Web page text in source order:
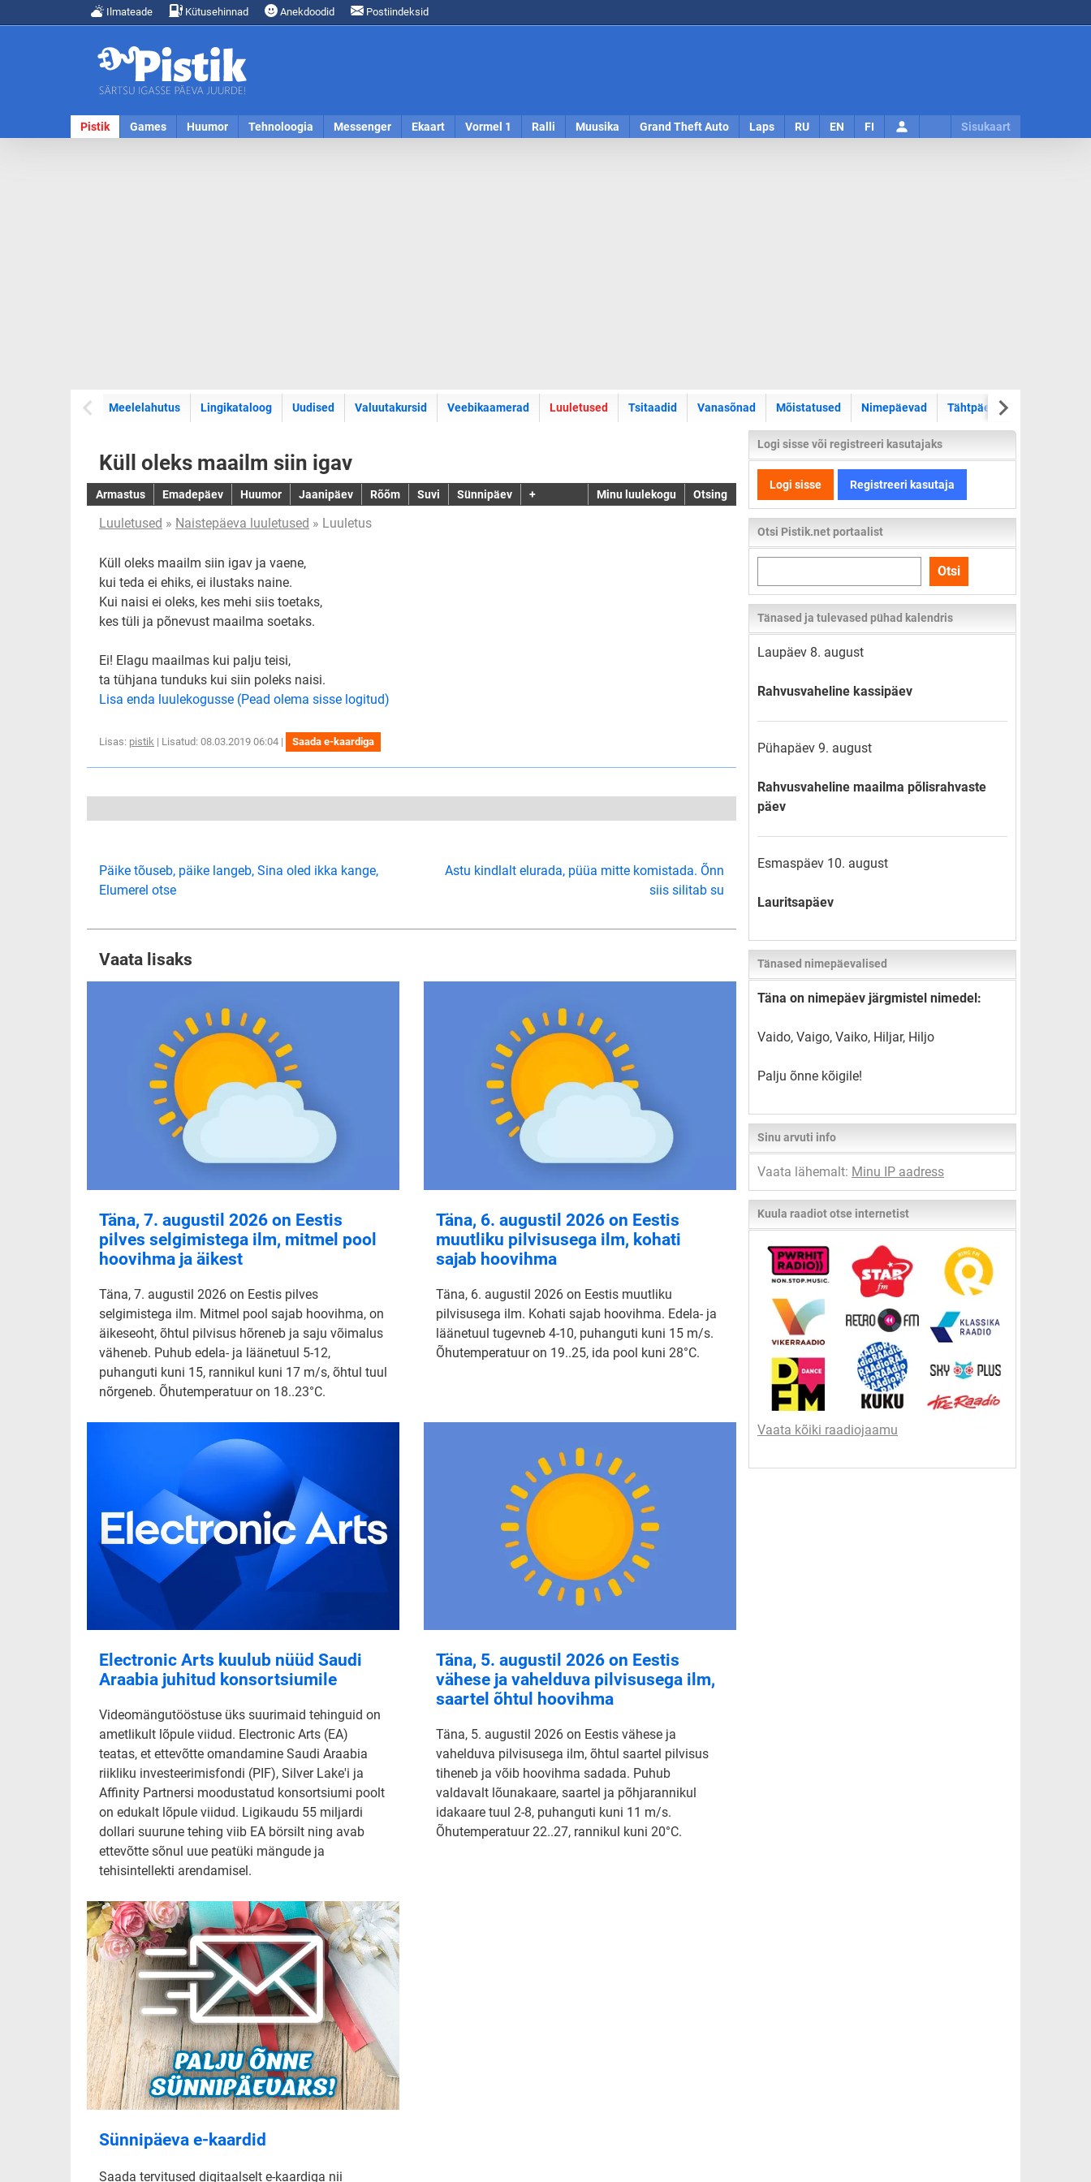
Ilmateade Kütusehinnad Anekdoodid Postiindeksid
Pistik Games Huumor Tehnoloogia Messenger Ekaart Vormel 1 Ralli Muusika Grand Theft Auto Laps RU EN FI Sisukaart
Meelelahutus Lingikataloog Uudised Valuutakursid Veebikaamerad Luuletused Tsitaadid Vanasõnad Mõistatused Nimepäevad Tähtpäevad
Küll oleks maailm siin igav
Armastus Emadepäev Huumor Jaanipäev Rõõm Suvi Sünnipäev + Minu luulekogu Otsing
Luuletused » Naistepäeva luuletused » Luuletus
Küll oleks maailm siin igav ja vaene,
kui teda ei ehiks, ei ilustaks naine.
Kui naisi ei oleks, kes mehi siis toetaks,
kes tüli ja põnevust maailma soetaks.
Ei! Elagu maailmas kui palju teisi,
ta tühjana tunduks kui siin poleks naisi.
Lisa enda luulekogusse (Pead olema sisse logitud)
Lisas: pistik | Lisatud: 08.03.2019 06:04 | Saada e-kaardiga
Päike tõuseb, päike langeb, Sina oled ikka kange,
Elumerel otse
Astu kindlalt elurada, püüa mitte komistada. Õnn
siis silitab su
Vaata lisaks
Täna, 7. augustil 2026 on Eestis
pilves selgimistega ilm, mitmel pool
hoovihma ja äikest
Täna, 7. augustil 2026 on Eestis pilves
selgimistega ilm. Mitmel pool sajab hoovihma, on
äikeseoht, õhtul pilvisus hõreneb ja saju võimalus
väheneb. Puhub edela- ja läänetuul 5-12,
puhanguti kuni 15, rannikul kuni 17 m/s, õhtul tuul
nõrgeneb. Õhutemperatuur on 18..23°C.
Täna, 6. augustil 2026 on Eestis
muutliku pilvisusega ilm, kohati
sajab hoovihma
Täna, 6. augustil 2026 on Eestis muutliku
pilvisusega ilm. Kohati sajab hoovihma. Edela- ja
läänetuul tugevneb 4-10, puhanguti kuni 15 m/s.
Õhutemperatuur on 19..25, ida pool kuni 28°C.
Electronic Arts kuulub nüüd Saudi
Araabia juhitud konsortsiumile
Videomängutööstuse üks suurimaid tehinguid on
ametlikult lõpule viidud. Electronic Arts (EA)
teatas, et ettevõtte omandamine Saudi Araabia
riikliku investeerimisfondi (PIF), Silver Lake'i ja
Affinity Partnersi moodustatud konsortsiumi poolt
on edukalt lõpule viidud. Ligikaudu 55 miljardi
dollari suurune tehing viib EA börsilt ning avab
ettevõtte sõnul uue peatüki mängude ja
tehisintellekti arendamisel.
Täna, 5. augustil 2026 on Eestis
vähese ja vahelduva pilvisusega ilm,
saartel õhtul hoovihma
Täna, 5. augustil 2026 on Eestis vähese ja
vahelduva pilvisusega ilm, õhtul saartel pilvisus
tiheneb ja võib hoovihma sadada. Puhub
valdavalt lõunakaare, saartel ja põhjarannikul
idakaare tuul 2-8, puhanguti kuni 11 m/s.
Õhutemperatuur 22..27, rannikul kuni 20°C.
Sünnipäeva e-kaardid
Saada tervitused digitaalselt e-kaardiga nii
Logi sisse või registreeri kasutajaks
Logi sisse Registreeri kasutaja
Otsi Pistik.net portaalist
kogu
lehelt
Otsi
Tänased ja tulevased pühad kalendris
Laupäev 8. august
Rahvusvaheline kassipäev
Pühapäev 9. august
Rahvusvaheline maailma põlisrahvaste
päev
Esmaspäev 10. august
Lauritsapäev
Tänased nimepäevalised
Täna on nimepäev järgmistel nimedel:
Vaido, Vaigo, Vaiko, Hiljar, Hiljo
Palju õnne kõigile!
Sinu arvuti info
Vaata lähemalt: Minu IP aadress
Kuula raadiot otse internetist
Vaata kõiki raadiojaamu